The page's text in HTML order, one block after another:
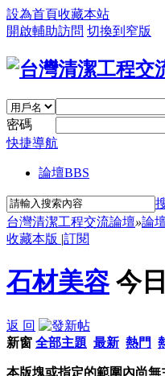
設為首頁收藏本站
開啟輔助訪問 切換到窄版
密碼
快捷導航
論壇BBS
台灣清潔工程交流論壇»論
收藏本版 |訂閱
石材美容 今
返 回
新窗 全部主題 最新 熱門
本版塊或指定的範圍內尚無